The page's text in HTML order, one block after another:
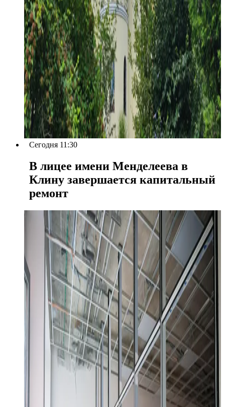
Сегодня 11:30
В лицее имени Менделеева в
Клину завершается капитальный
ремонт